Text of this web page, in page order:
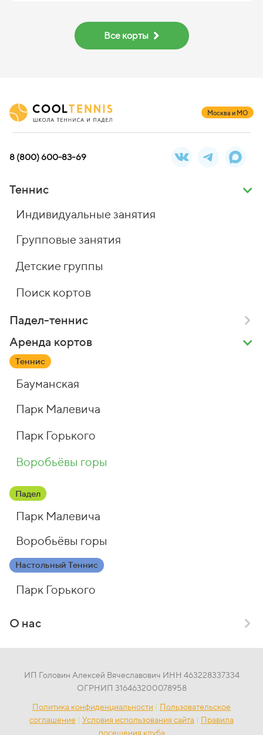
Все корты
Москва и МО
8 (800) 600-83-69
Теннис
Индивидуальные занятия
Групповые занятия
Детские группы
Поиск кортов
Падел-теннис
Аренда кортов
Теннис
Бауманская
Парк Малевича
Парк Горького
Воробьёвы горы
Падел
Парк Малевича
Воробьёвы горы
Настольный Теннис
Парк Горького
О нас
ИП Головин Алексей Вячеславович ИНН 463228337334
ОГРНИП 316463200078958
Политика конфиденциальности | Пользовательское
соглашение | Условия использования сайта | Правила
посещения клуба